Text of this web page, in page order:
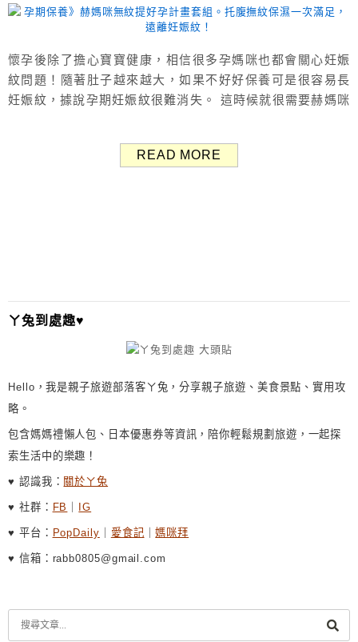
懷孕後除了擔心寶寶健康，相信很多孕媽咪也都會關心妊娠
紋問題！隨著肚子越來越大，如果不好好保養可是很容易長
妊娠紋，據說孕期妊娠紋很難消失。 這時候就很需要赫媽咪
足「托腹+撫紋+保濕」需求！ㄚ兔覺得超棒的、非常實用～
READ MORE
ㄚ兔到處趣♥
Hello，我是親子旅遊部落客ㄚ兔，分享親子旅遊、美食景點、實用攻
略。
包含媽媽禮懶人包、日本優惠券等資訊，陪你輕鬆規劃旅遊，一起探
索生活中的樂趣！
♥ 認識我： 關於ㄚ兔
♥ 社群： FB IG
♥ 平台： PopDaily 愛食記 ｜媽咪拜
♥ 信箱：rabb0805@gmail.com